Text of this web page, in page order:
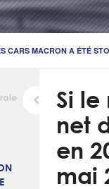
CARS MACRON A ÉTÉ
Si
net
en
mai